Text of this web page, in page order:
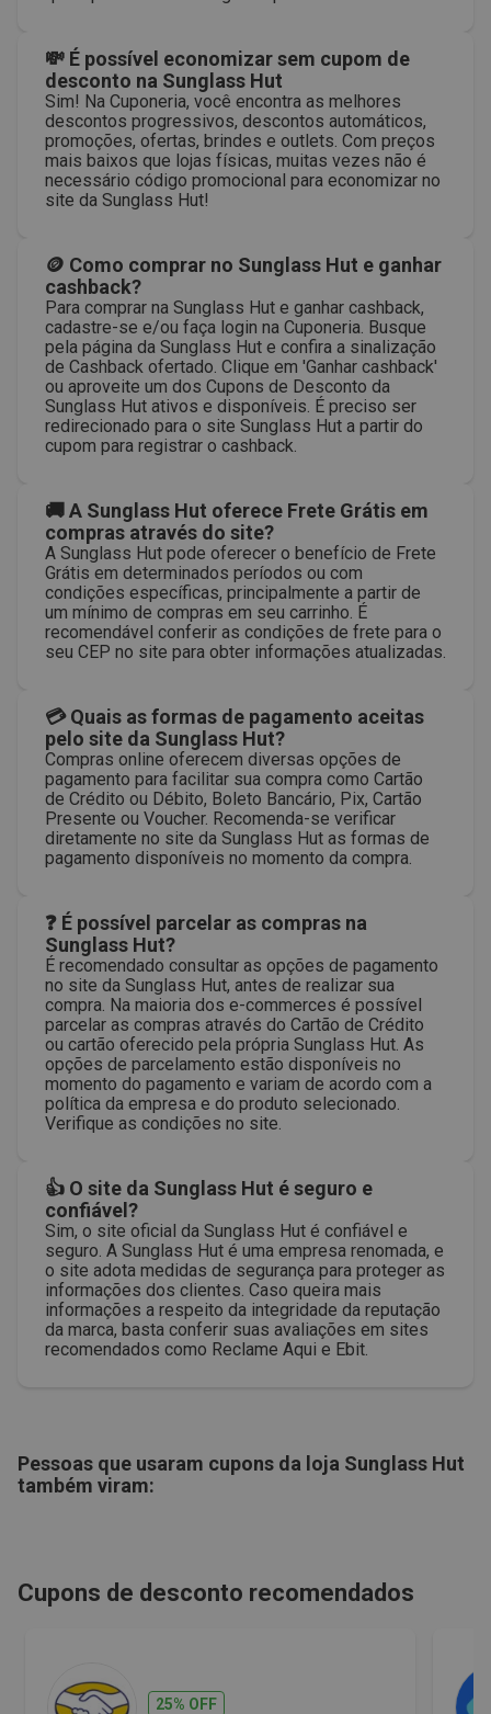
💸 É possível economizar sem cupom de
desconto na Sunglass Hut
Sim! Na Cuponeria, você encontra as melhores
descontos progressivos, descontos automáticos,
promoções, ofertas, brindes e outlets. Com preços
mais baixos que lojas físicas, muitas vezes não é
necessário código promocional para economizar no
site da Sunglass Hut!
🪙 Como comprar no Sunglass Hut e ganhar
cashback?
Para comprar na Sunglass Hut e ganhar cashback,
cadastre-se e/ou faça login na Cuponeria. Busque
pela página da Sunglass Hut e confira a sinalização
de Cashback ofertado. Clique em 'Ganhar cashback'
ou aproveite um dos Cupons de Desconto da
Sunglass Hut ativos e disponíveis. É preciso ser
redirecionado para o site Sunglass Hut a partir do
cupom para registrar o cashback.
🚚 A Sunglass Hut oferece Frete Grátis em
compras através do site?
A Sunglass Hut pode oferecer o benefício de Frete
Grátis em determinados períodos ou com
condições específicas, principalmente a partir de
um mínimo de compras em seu carrinho. É
recomendável conferir as condições de frete para o
seu CEP no site para obter informações atualizadas.
💳 Quais as formas de pagamento aceitas
pelo site da Sunglass Hut?
Compras online oferecem diversas opções de
pagamento para facilitar sua compra como Cartão
de Crédito ou Débito, Boleto Bancário, Pix, Cartão
Presente ou Voucher. Recomenda-se verificar
diretamente no site da Sunglass Hut as formas de
pagamento disponíveis no momento da compra.
❓ É possível parcelar as compras na
Sunglass Hut?
É recomendado consultar as opções de pagamento
no site da Sunglass Hut, antes de realizar sua
compra. Na maioria dos e-commerces é possível
parcelar as compras através do Cartão de Crédito
ou cartão oferecido pela própria Sunglass Hut. As
opções de parcelamento estão disponíveis no
momento do pagamento e variam de acordo com a
política da empresa e do produto selecionado.
Verifique as condições no site.
👍 O site da Sunglass Hut é seguro e
confiável?
Sim, o site oficial da Sunglass Hut é confiável e
seguro. A Sunglass Hut é uma empresa renomada, e
o site adota medidas de segurança para proteger as
informações dos clientes. Caso queira mais
informações a respeito da integridade da reputação
da marca, basta conferir suas avaliações em sites
recomendados como Reclame Aqui e Ebit.
Pessoas que usaram cupons da loja Sunglass Hut
também viram:
Cupons de desconto recomendados
25% OFF